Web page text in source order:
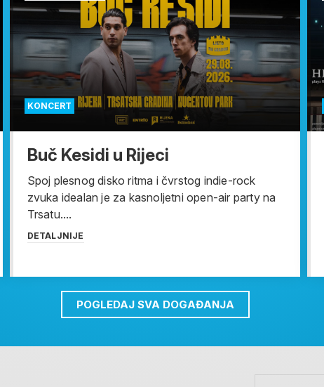
KONCERT
Buč Kesidi u Rijeci
Spoj plesnog disko ritma i čvrstog indie-rock
zvuka idealan je za kasnoljetni open-air party na
Trsatu....
DETALJNIJE
POGLEDAJ SVA DOGAĐANJA